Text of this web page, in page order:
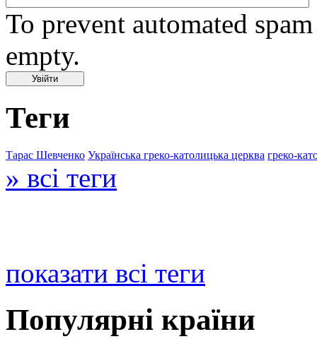
To prevent automated
empty.
Теги
Тарас Шевченко Українська греко-католицька церква греко-
» всі теги
показати всі теги
Популярні країни